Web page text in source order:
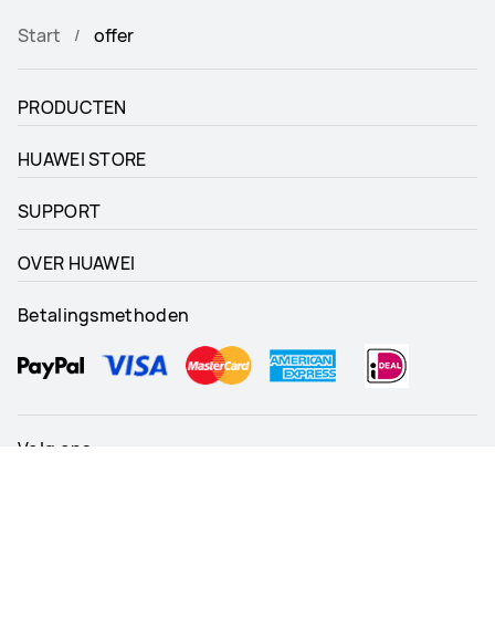
Start offer
PRODUCTEN
HUAWEI STORE
SUPPORT
OVER HUAWEI
Betalingsmethoden
Volg ons